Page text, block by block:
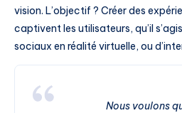
vision. L’objectif ? Créer des
captivent les utilisateurs, qu’il
sociaux en réalité virtuelle, ou
Nous voulons